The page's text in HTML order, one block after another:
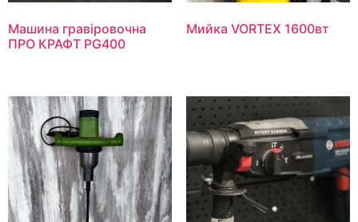
Машина гравіровочна
ПРО КРАФТ PG400
Мийка VORTEX 1600вт